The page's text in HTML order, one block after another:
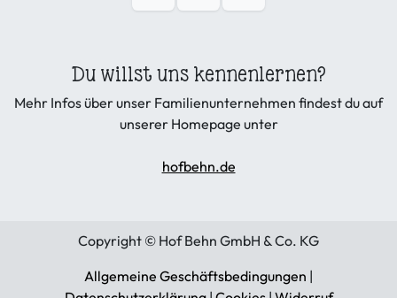
Du willst uns kennenlernen?
Mehr Infos über unser Familienunternehmen findest du auf
unserer Homepage unter
hofbehn.de
Copyright © Hof Behn GmbH & Co. KG
Allgemeine Geschäftsbedingungen |